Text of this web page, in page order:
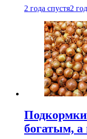
2 года спустя2
Подкормки
богатым,